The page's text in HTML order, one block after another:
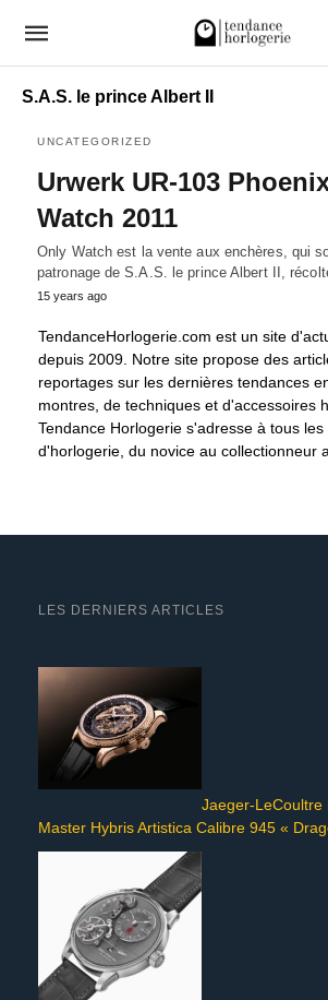
S.A.S. le prince Albert II
UNCATEGORIZED
Urwerk UR-103
Watch 2011
Only Watch est la vente aux enchères, qui
patronage de S.A.S. le prince Albert II,
15 years ago
TendanceHorlogerie.com est un site
depuis 2009. Notre site propose des
reportages sur les dernières tendances
montres, de techniques et d'accessoires
Tendance Horlogerie s'adresse à tous
d'horlogerie, du novice au collectionneur
LES DERNIERS ARTICLES
Jaeger-LeCoultre
Master Hybris Artistica Calibre 945 «